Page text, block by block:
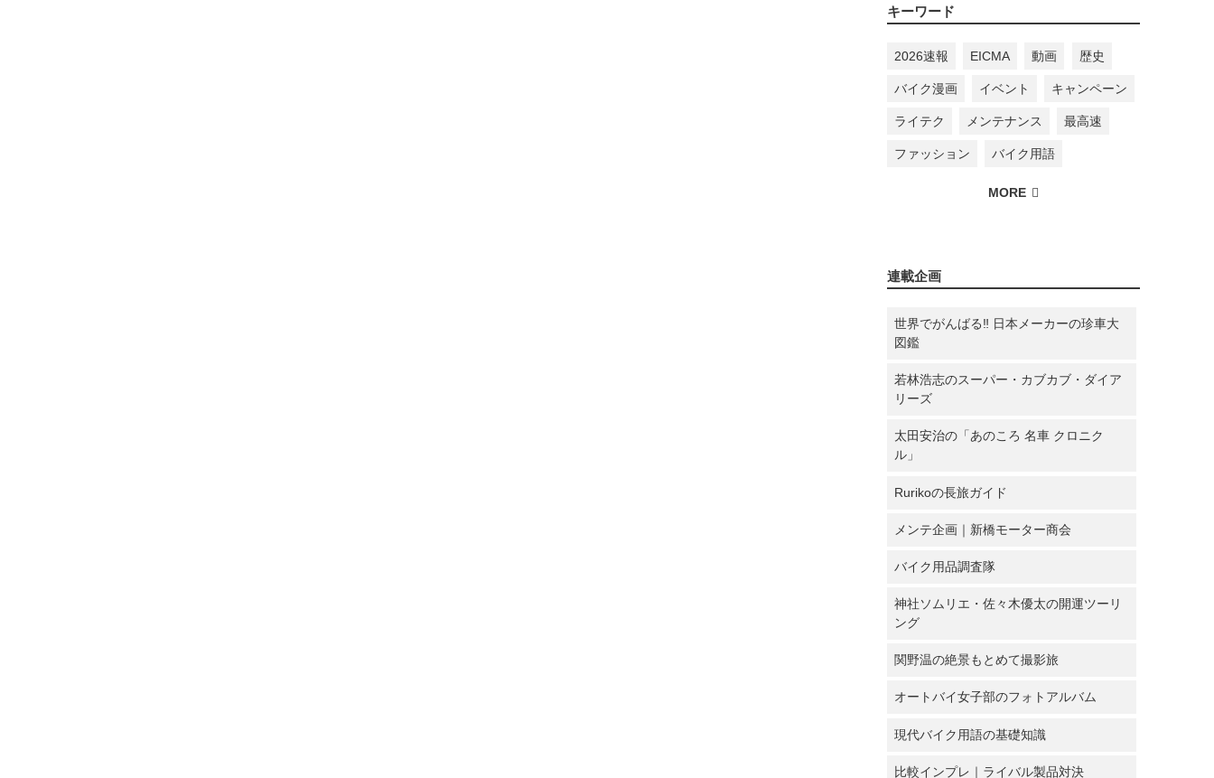
キーワード
2026速報 EICMA 動画 歴史
バイク漫画 イベント キャンペーン
ライテク メンテナンス 最高速
ファッション バイク用語
連載企画
世界でがんばる‼ 日本メーカーの珍車大
図鑑
若林浩志のスーパー・カブカブ・ダイア
リーズ
太田安治の「あのころ 名車 クロニク
ル」
Rurikoの長旅ガイド
メンテ企画｜新橋モーター商会
バイク用品調査隊
神社ソムリエ・佐々木優太の開運ツーリ
ング
関野温の絶景もとめて撮影旅
オートバイ女子部のフォトアルバム
現代バイク用語の基礎知識
比較インプレ｜ライバル製品対決